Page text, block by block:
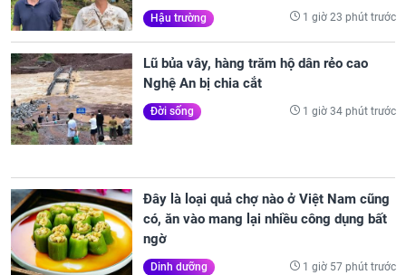
Hậu trường 1 giờ 23 phút trước
Lũ bủa vây, hàng trăm hộ dân rẻo cao
Nghệ An bị chia cắt
Đời sống 1 giờ 34 phút trước
Đây là loại quả chợ nào ở Việt Nam cũng
có, ăn vào mang lại nhiều công dụng bất
ngờ
Dinh dưỡng 1 giờ 57 phút trước